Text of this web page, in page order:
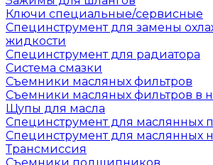
Ключи специальные/сервисные
Специнструмент для замены
жидкости
Специнструмент для радиатора
Система смазки
Съемники масляных фильтров
Съемники масляных фильтров в
Щупы для масла
Специнструмент для маслянных
Специнструмент для маслянных
Трансмиссия